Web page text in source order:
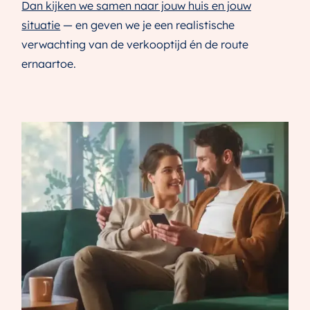
Dan kijken we samen naar jouw huis en jouw
situatie — en geven we je een realistische
verwachting van de verkooptijd én de route
ernaartoe.